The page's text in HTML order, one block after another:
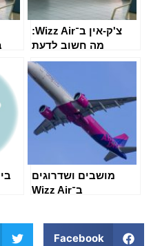
צ'ק-אין ב־Wizz Air:
מה חשוב לדעת
מושבים ושדרוגים
ב־Wizz Air
Facebook